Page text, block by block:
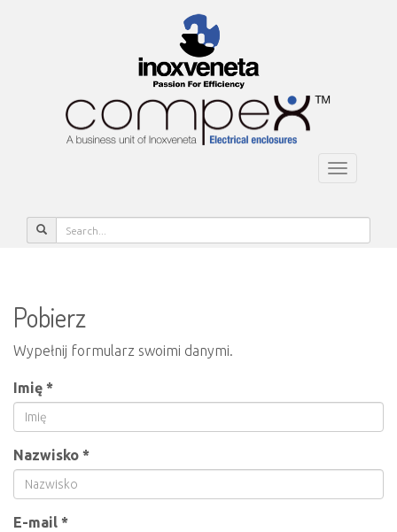
Toggle
Pobierz
Wypełnij formularz swoimi danymi.
Imię *
Nazwisko *
E-mail *